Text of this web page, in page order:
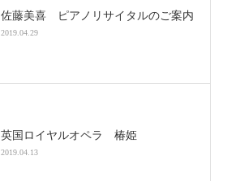
佐藤美喜 ピアノリサイタルのご案内
2019.04.29
英国ロイヤルオペラ 椿姫
2019.04.13